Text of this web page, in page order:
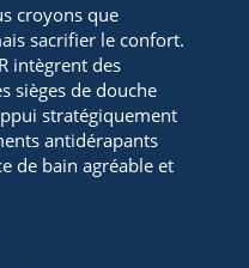
croyons que
sacrifier le confort.
intègrent des
sièges de douche
stratégiquement
antidérapants
de bain agréable et